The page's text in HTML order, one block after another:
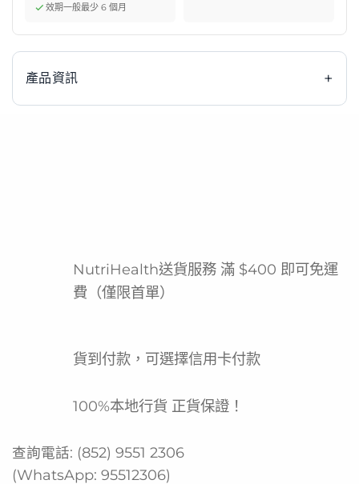
效期一般最少 6 個月
產品資訊 +
持。雀巢作為全球知名食品品牌，致力於為不同飲食需求人
士提供高品質的產品選擇。
提供均衡營養支持
雀巢專業品質保證
NutriHealth送貨服務 滿 $400 即可免運
費（僅限首單）
貨到付款，可選擇信用卡付款
100%本地行貨 正貨保證！
查詢電話: (852) 9551 2306
(WhatsApp: 95512306)